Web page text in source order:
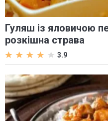
Гуляш із яловичою
розкішна страва
3.9